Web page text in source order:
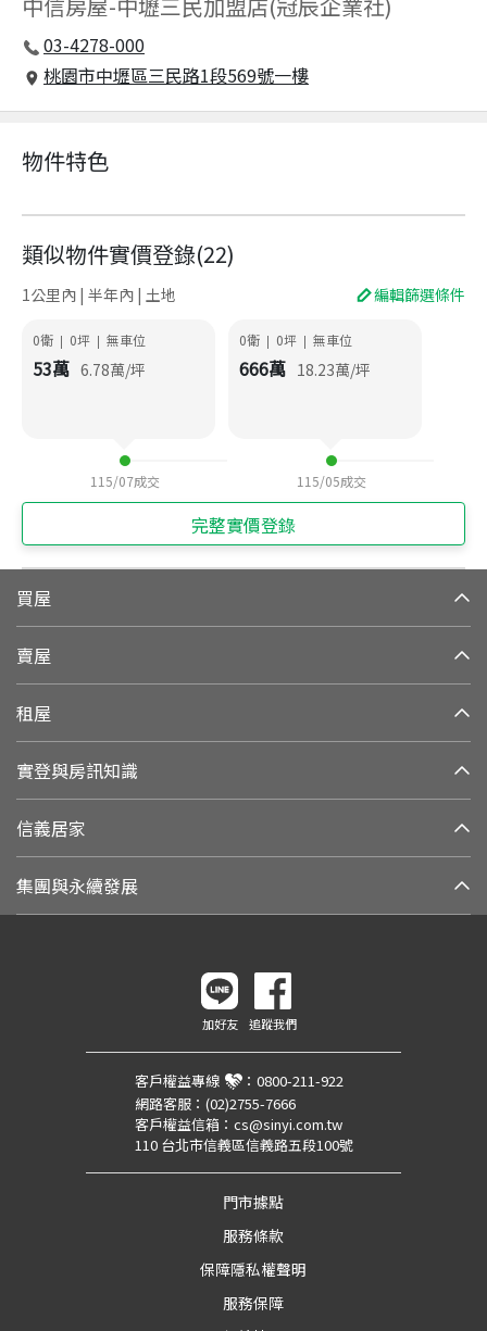
03-4278-000
桃園市中壢區三民路1段569號一樓
物件特色
類似物件實價登錄(22)
1公里內 | 半年內 | 土地 編輯篩選條件
0衛 | 0坪 | 無車位
53萬 6.78萬/坪
115/07成交
0衛 | 0坪 | 無車位
666萬 18.23萬/坪
115/05成交
完整實價登錄
買屋
賣屋
租屋
實登與房訊知識
信義居家
集團與永續發展
加好友 追蹤我們
客戶權益專線 ： 0800-211-922
網路客服： (02)2755-7666
客戶權益信箱： cs@sinyi.com.tw
110 台北市信義區信義路五段100號
門市據點
服務條款
保障隱私權聲明
服務保障